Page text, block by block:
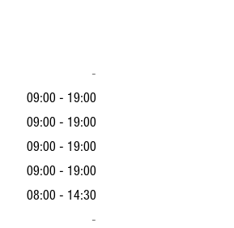
-
09:00 - 19:00
09:00 - 19:00
09:00 - 19:00
09:00 - 19:00
08:00 - 14:30
-